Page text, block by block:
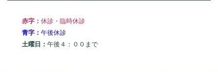
赤字： 休診・臨時休診
青字： 午後休診
土曜日： 午後４：００まで